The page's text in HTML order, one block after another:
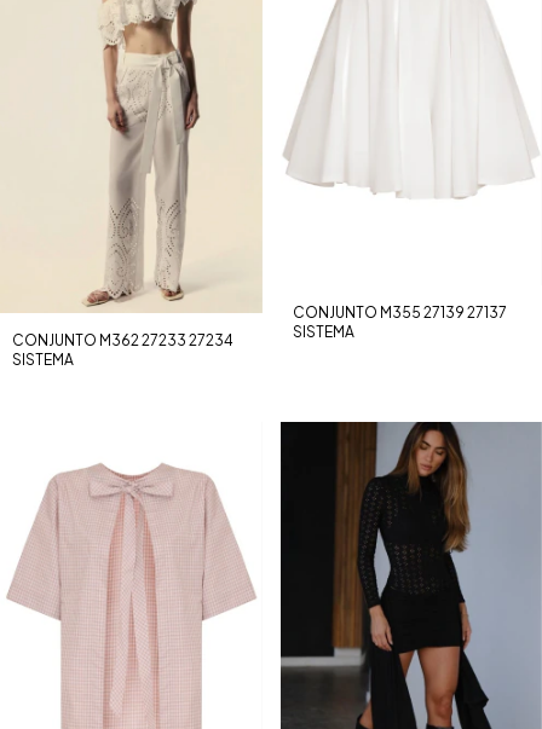
CONJUNTO M362 27233 27234
SISTEMA
CONJUNTO M355 27139 27137
SISTEMA